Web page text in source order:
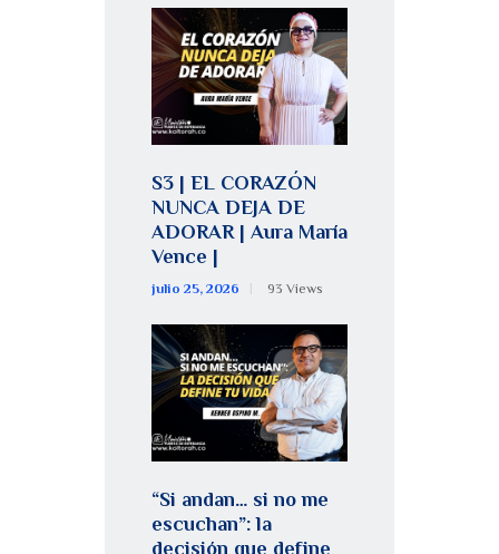
S3 | EL CORAZÓN
NUNCA DEJA DE
ADORAR | Aura María
Vence |
julio 25, 2026 93 Views
“Si andan… si no me
escuchan”: la
decisión que define